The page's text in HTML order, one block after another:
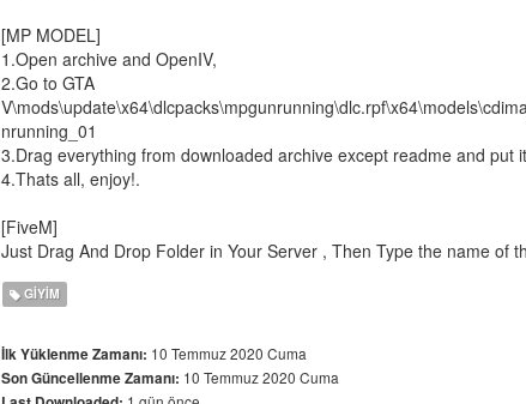
[MP MODEL]
1.Open archive and OpenIV,
2.Go to GTA
nrunning_01
3.Drag everything from downloaded archive except readme and put
4.Thats all, enjoy!.
[FiveM]
Just Drag And Drop Folder in Your Server , Then Type the name of
GIYIM
İlk Yüklenme Zamanı: 10 Temmuz 2020 Cuma
Son Güncellenme Zamanı: 10 Temmuz 2020 Cuma